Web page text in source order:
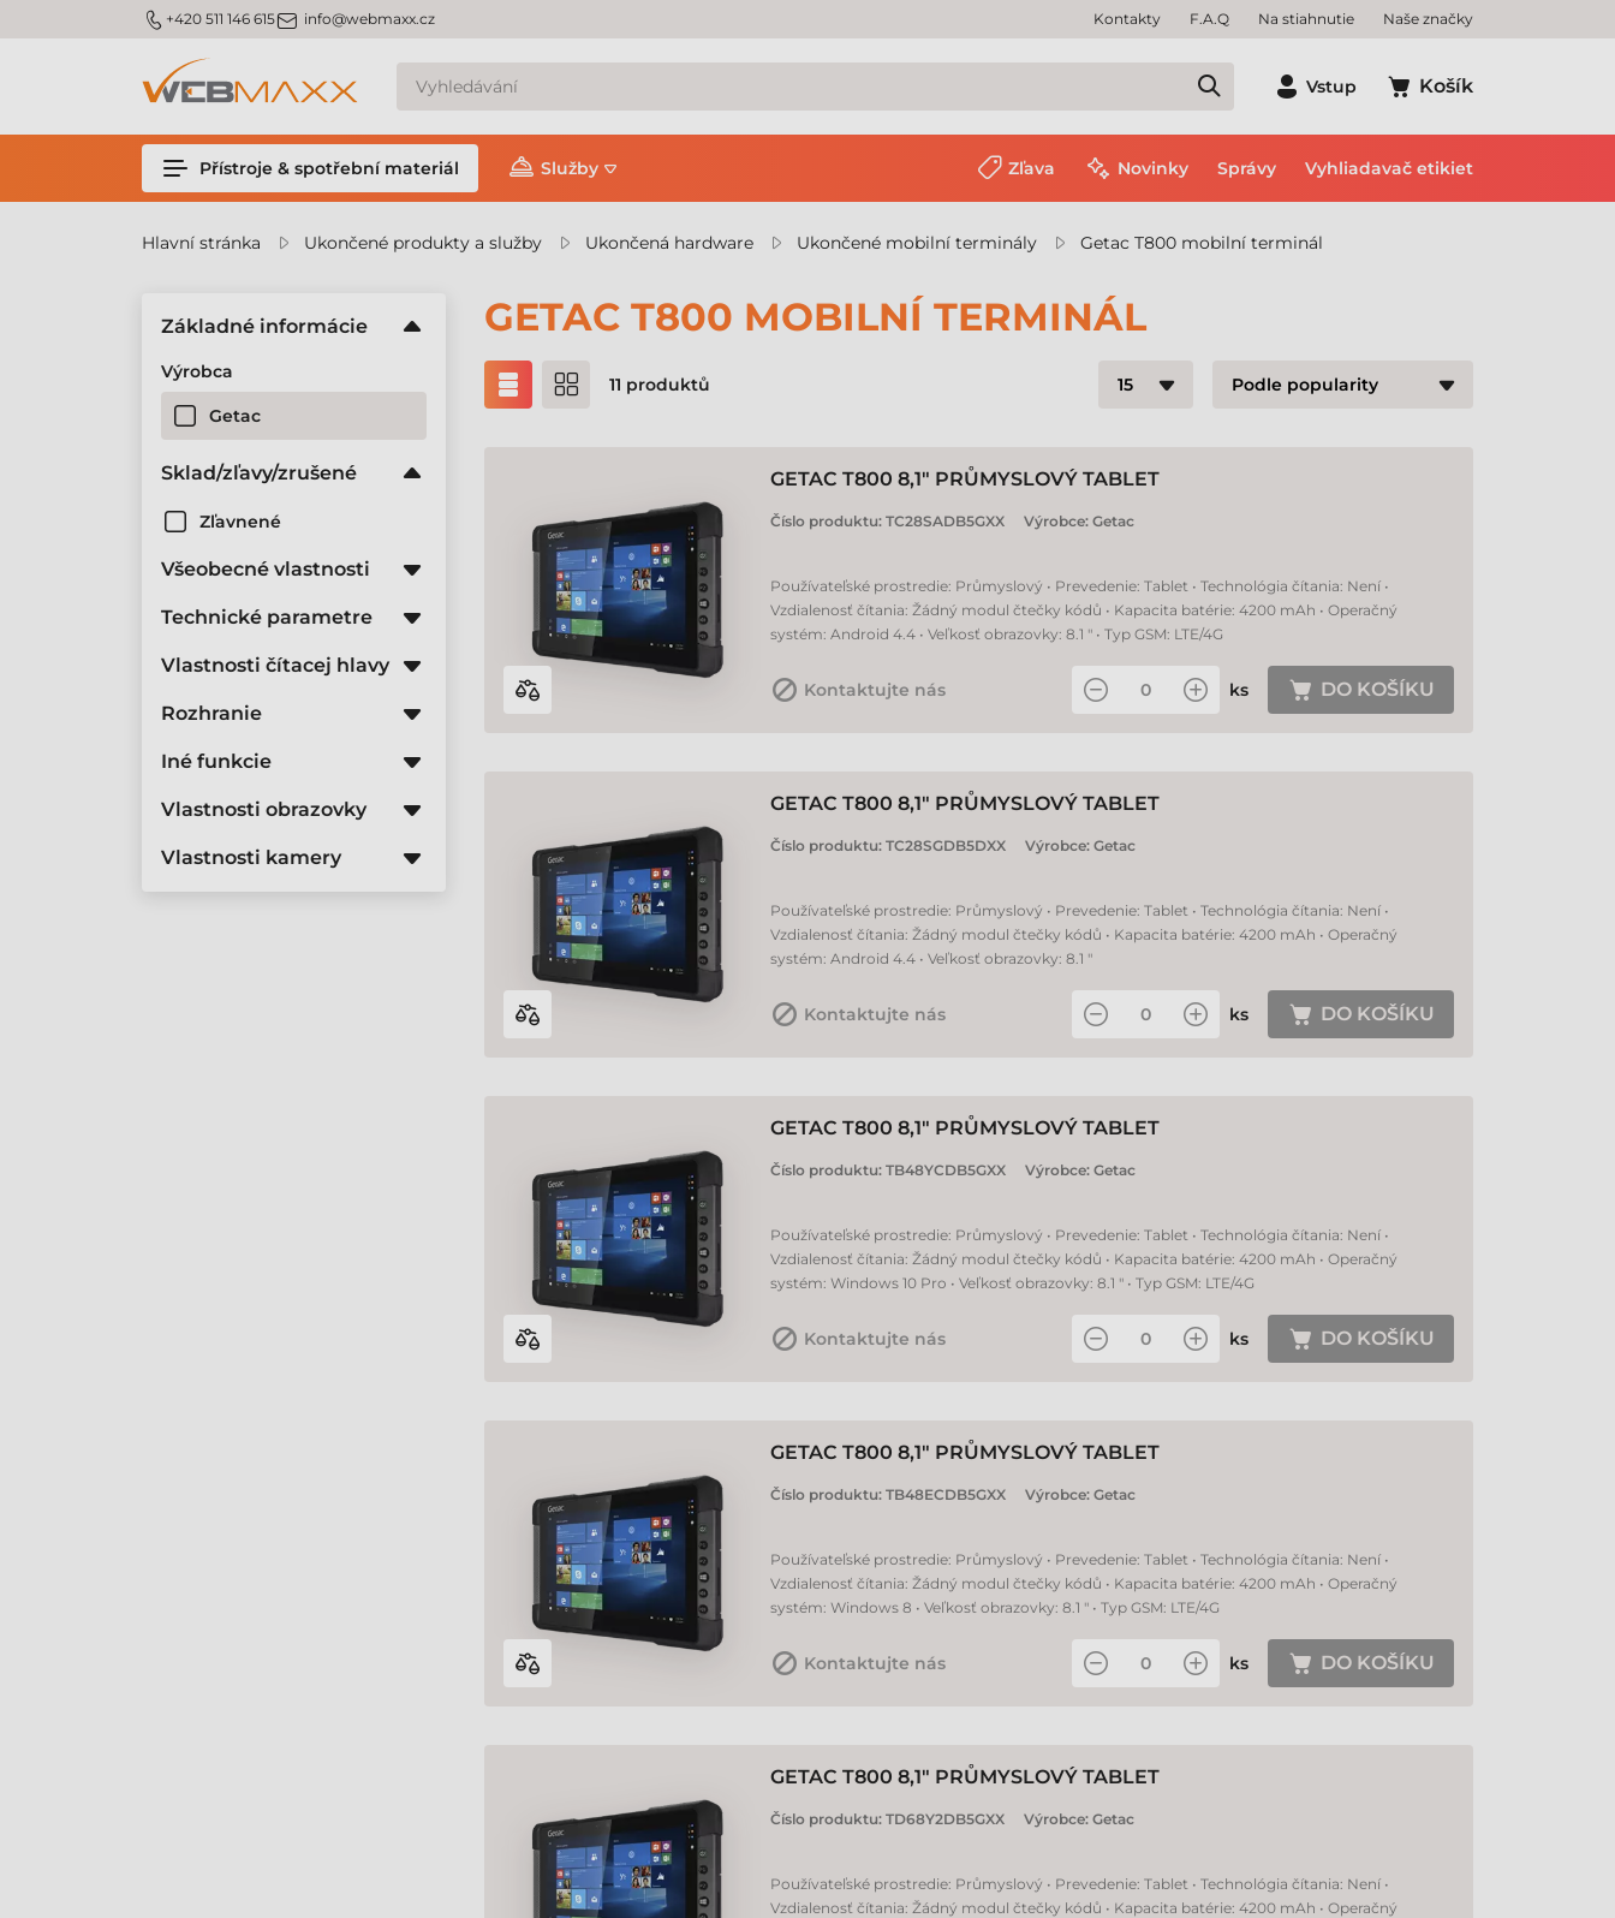
m_phone +420 511 146 615m_email info@webmaxx.cz Kontakty F.A.Q Na stiahnutie Naše značky
Vstup Košík
Přístroje & spotřební materiál Služby Zľava Novinky Správy Vyhliadavač etikiet
Hlavní stránka Ukončené produkty a služby Ukončená hardware Ukončené mobilní terminály Getac T800 mobilní terminál
GETAC T800 MOBILNÍ TERMINÁL
11 produktů
GETAC T800 8,1" PRŮMYSLOVÝ TABLET
Číslo produktu: TC28SADB5GXX Výrobce: Getac
Používateľské prostredie: Průmyslový • Prevedenie: Tablet • Technológia čítania: Není •
Vzdialenosť čítania: Žádný modul čtečky kódů • Kapacita batérie: 4200 mAh • Operačný
systém: Android 4.4 • Veľkosť obrazovky: 8.1 " • Typ GSM: LTE/4G
Kontaktujte nás ks DO KOŠÍKU
GETAC T800 8,1" PRŮMYSLOVÝ TABLET
Číslo produktu: TC28SGDB5DXX Výrobce: Getac
Používateľské prostredie: Průmyslový • Prevedenie: Tablet • Technológia čítania: Není •
Vzdialenosť čítania: Žádný modul čtečky kódů • Kapacita batérie: 4200 mAh • Operačný
systém: Android 4.4 • Veľkosť obrazovky: 8.1 "
Kontaktujte nás ks DO KOŠÍKU
GETAC T800 8,1" PRŮMYSLOVÝ TABLET
Číslo produktu: TB48YCDB5GXX Výrobce: Getac
Používateľské prostredie: Průmyslový • Prevedenie: Tablet • Technológia čítania: Není •
Vzdialenosť čítania: Žádný modul čtečky kódů • Kapacita batérie: 4200 mAh • Operačný
systém: Windows 10 Pro • Veľkosť obrazovky: 8.1 " • Typ GSM: LTE/4G
Kontaktujte nás ks DO KOŠÍKU
GETAC T800 8,1" PRŮMYSLOVÝ TABLET
Číslo produktu: TB48ECDB5GXX Výrobce: Getac
Používateľské prostredie: Průmyslový • Prevedenie: Tablet • Technológia čítania: Není •
Vzdialenosť čítania: Žádný modul čtečky kódů • Kapacita batérie: 4200 mAh • Operačný
systém: Windows 8 • Veľkosť obrazovky: 8.1 " • Typ GSM: LTE/4G
Kontaktujte nás ks DO KOŠÍKU
GETAC T800 8,1" PRŮMYSLOVÝ TABLET
Číslo produktu: TD68Y2DB5GXX Výrobce: Getac
Používateľské prostredie: Průmyslový • Prevedenie: Tablet • Technológia čítania: Není •
Vzdialenosť čítania: Žádný modul čtečky kódů • Kapacita batérie: 4200 mAh • Operačný
Základné informácie
Výrobca
Getac
Sklad/zľavy/zrušené
Zľavnené
Všeobecné vlastnosti
Technické parametre
Vlastnosti čítacej hlavy
Rozhranie
Iné funkcie
Vlastnosti obrazovky
Vlastnosti kamery